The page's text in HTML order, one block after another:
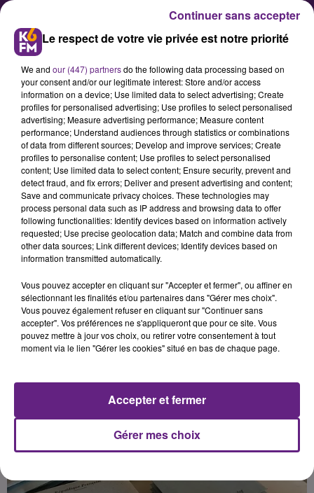
Candidature d’Édouard Philippe :
le comité Horizons Dijon réagit
Par un entretien accordé à
l'hebdomadaire Le Point, Édouard
Philippe a annoncé sa candidature
à la prochaine élection
nouvelle, le comité Horizons de
Dijon s’est exprimé par voie de
communiqué de presse.
Le respect de votre vie privée est notre priorité
We and our (447) partnersdo the following data processing based on
your consent and/or our legitimate interest: Store and/or access
information on a device; Use limited data to select advertising; Create
profiles for personalised advertising; Use profiles to select personalised
advertising; Measure advertising performance; Measure content
performance; Understand audiences through statistics or combinations
of data from different sources; Develop and improve services; Create
profiles to personalise content; Use profiles to select personalised
content; Use limited data to select content; Ensure security, prevent and
detect fraud, and fix errors; Deliver and present advertising and content;
Save and communicate privacy choices. These technologies may
process personal data such as IP address and browsing data to offer
following functionalities: Identify devices based on information actively
requested; Use precise geolocation data; Match and combine data from
other data sources; Link different devices; Identify devices based on
information transmitted automatically.
Vous pouvez accepter en cliquant sur "Accepter et fermer", ou affiner en
sélectionnant les finalités et/ou partenaires dans "Gérer mes choix".
Vous pouvez également refuser en cliquant sur "Continuer sans
accepter". Vos préférences ne s'appliqueront que pour ce site. Vous
pouvez mettre à jour vos choix, ou retirer votre consentement à tout
moment via le lien "Gérer les cookies" situé en bas de chaque page.
Gérer mes choix
Accepter et fermer
Continuer sans accepter